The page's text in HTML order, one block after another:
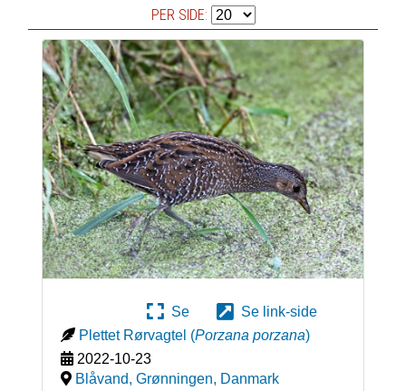
PER SIDE:
Se
Se link-side
Plettet Rørvagtel (Porzana porzana)
2022-10-23
Blåvand, Grønningen, Danmark